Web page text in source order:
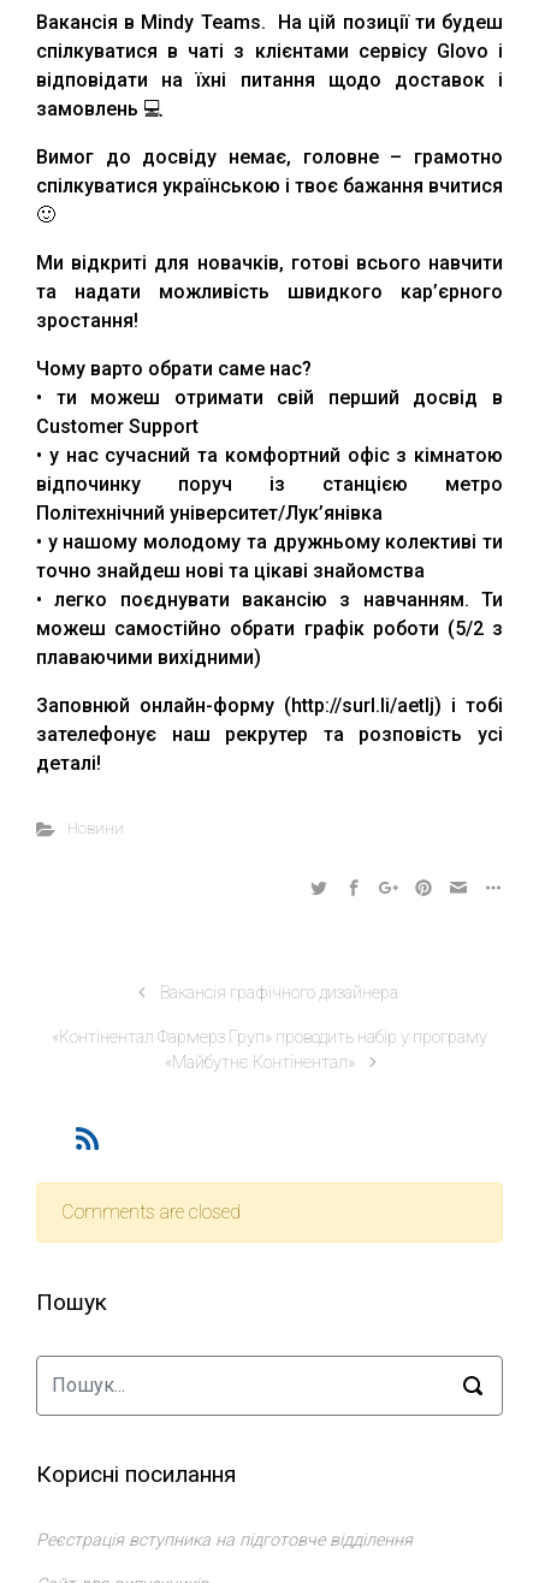
Вакансія в Mindy Teams. На цій позиції ти будеш
спілкуватися в чаті з клієнтами сервісу Glovo і
відповідати на їхні питання щодо доставок і
замовлень 💻
Вимог до досвіду немає, головне – грамотно
спілкуватися українською і твоє бажання вчитися
🙂
Ми відкриті для новачків, готові всього навчити
та надати можливість швидкого кар’єрного
зростання!
Чому варто обрати саме нас?
• ти можеш отримати свій перший досвід в
Customer Support
• у нас сучасний та комфортний офіс з кімнатою
відпочинку поруч із станцією метро
Політехнічний університет/Лук’янівка
• у нашому молодому та дружньому колективі ти
точно знайдеш нові та цікаві знайомства
• легко поєднувати вакансію з навчанням. Ти
можеш самостійно обрати графік роботи (5/2 з
плаваючими вихідними)
Заповнюй онлайн-форму (http://surl.li/aetlj) і тобі
зателефонує наш рекрутер та розповість усі
деталі!
Новини
Вакансія графічного дизайнера
«Контінентал Фармерз Груп» проводить набір у програму
«Майбутнє Контінентал»
Comments are closed
Пошук
Корисні посилання
Реєстрація вступника на підготовче відділення